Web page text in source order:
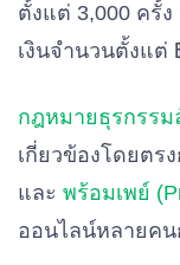
ตั้งแต่ 3,000 ครั้ง
เงินจำนวนตั้งแต่
กฎหมายธุรกรร
เกี่ยวข้องโดยตร
และ พร้อมเพย์
ออนไลน์หลายค